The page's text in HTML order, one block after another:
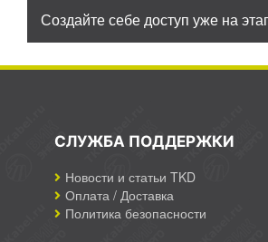
Создайте себе доступ уже на
СЛУЖБА ПОДДЕРЖКИ
Новости и статьи TKD
Оплата / Доставка
Политика безопасности